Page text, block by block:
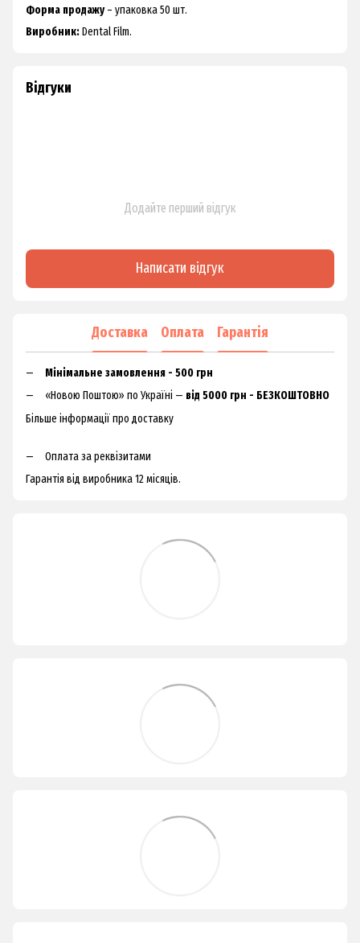
Форма продажу– упаковка 50 шт.
Виробник:Dental Film.
Відгуки
Додайте перший відгук
Написати відгук
Доставка Оплата Гарантія
Мінімальне замовлення - 500 грн
«Новою Поштою» по Україні — від 5000 грн - БЕЗКОШТОВНО
Більше інформації про доставку
Оплата за реквізитами
Гарантія від виробника 12 місяців.